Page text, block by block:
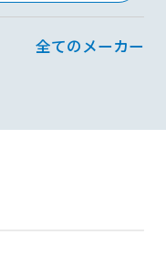
全てのメーカー